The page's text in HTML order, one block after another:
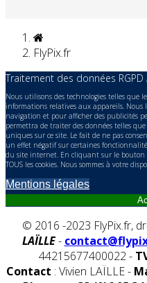
FlyPix.fr
Traitement des données RGPD
Nous utilisons des technologies telles que
informations relatives aux appareils. Nous
navigation et pour afficher des publicités
permettra de traiter des données telles
uniques sur ce site. Le fait de ne pas
un effet négatif sur certaines
du site internet. En cliquant sur le bouton
TOUS les cookies. Nous sommes à votre
Mentions légales
© 2016 -2023 FlyPix.fr,
LAÏLLE -
44215677400022 -
Contact : Vivien LAÏLLE -